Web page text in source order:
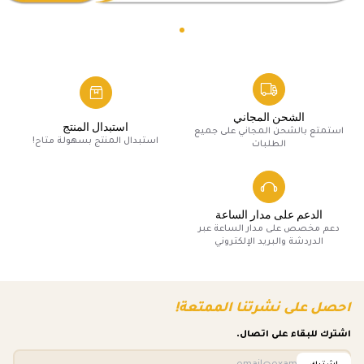
الشحن المجاني
استمتع بالشحن المجاني على جميع
الطلبات
استبدال المنتج
استبدال المنتج بسهولة متاح!
الدعم على مدار الساعة
دعم مخصص على مدار الساعة عبر
الدردشة والبريد الإلكتروني
احصل على نشرتنا الممتعة!
اشترك للبقاء على اتصال.